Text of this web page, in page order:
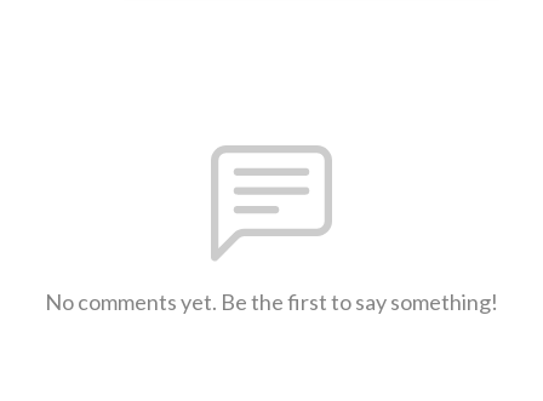
No comments yet. Be the first to say something!